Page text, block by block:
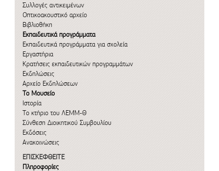
Συλλογές αντικειμένων
Οπτικοακουστικό αρχείο
Βιβλιοθήκη
Εκπαιδευτικά προγράμματα
Εκπαιδευτικά προγράμματα για σχολεία
Εργαστήρια
Κρατήσεις εκπαιδευτικών προγραμμάτων
Εκδηλώσεις
Αρχείο Εκδηλώσεων
Το Μουσείο
Ιστορία
Το κτήριο του ΛΕΜΜ-Θ
Σύνθεση Διοικητικού Συμβουλίου
Εκδόσεις
Ανακοινώσεις
ΕΠΙΣΚΕΦΘΕΙΤΕ
Πληροφορίες